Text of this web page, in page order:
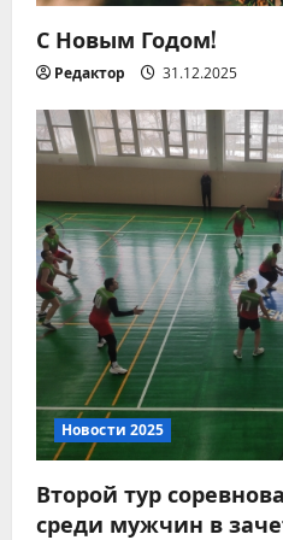
я
м
С Новым Годом!
Редактор 31.12.2025
Новости 2025
Второй тур
среди мужчин в
2
важно
05.08.2026